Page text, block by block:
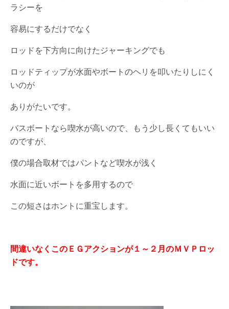
ラシーを
容易にするだけでなく
ロッドを下方向に向けたジャーキングでも
ロッドティップが水面やボートのヘリを叩いたりしにく
いのが
ありがたいです。
バスボートなら喫水が高いので、もう少し長くてもいい
のですが、
僕の場合取材ではパントなど喫水が浅く
水面に近いボートを多用するので
この短さはホントに重宝します。
間違いなくこのＥＧアクションが１～２月のＭＶＰロッ
ドです。